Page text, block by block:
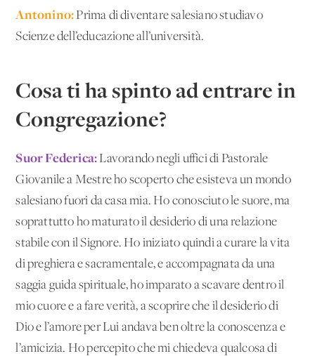
Antonino:Prima di diventare salesiano studiavo
Scienze dell’educazione all’università.
Cosa ti ha spinto ad entrare in
Congregazione?
Suor Federica:Lavorando negli uffici di Pastorale
Giovanile a Mestre ho scoperto che esisteva un mondo
salesiano fuori da casa mia. Ho conosciuto le suore, ma
soprattutto ho maturato il desiderio di una relazione
stabile con il Signore. Ho iniziato quindi a curare la vita
di preghiera e sacramentale, e accompagnata da una
saggia guida spirituale, ho imparato a scavare dentro il
mio cuore e a fare verità, a scoprire che il desiderio di
Dio e l’amore per Lui andava ben oltre la conoscenza e
l’amicizia. Ho percepito che mi chiedeva qualcosa di